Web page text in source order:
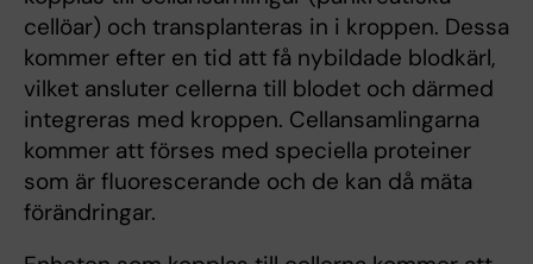
cellöar) och transplanteras in i kroppen. Dessa
kommer efter en tid att få nybildade blodkärl,
vilket ansluter cellerna till blodet och därmed
integreras med kroppen. Cellansamlingarna
kommer att förses med speciella proteiner
som är fluorescerande och de kan då mäta
förändringar.